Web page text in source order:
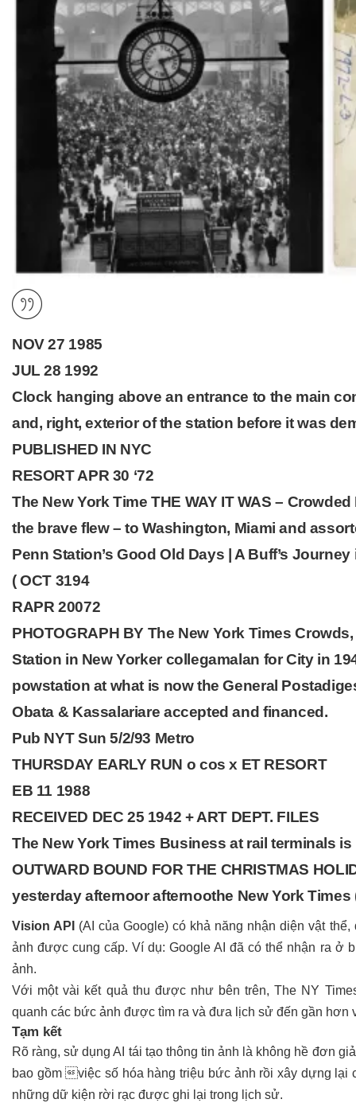
NOV 27 1985
JUL 28 1992
Clock hanging above an entrance to the main
and, right, exterior of the station before it was
PUBLISHED IN NYC
RESORT APR 30 ‘72
The New York Time THE WAY IT WAS –
the brave flew – to Washington, Miami and
Penn Station’s Good Old Days | A Buff’s
( OCT 3194
RAPR 20072
PHOTOGRAPH BY The New York Times
Station in New Yorker collegamalan for City in
powstation at what is now the General
Obata & Kassalariare accepted and financed.
Pub NYT Sun 5/2/93 Metro
THURSDAY EARLY RUN o cos x ET RESORT
EB 11 1988
RECEIVED DEC 25 1942 + ART DEPT. FILES
The New York Times Business at rail terminals
OUTWARD BOUND FOR THE CHRISTMAS
yesterday afternoor afternoothe New York Times
Vision API
(AI của Google) có khả năng nhận diện vật
ảnh được cung cấp. Ví dụ: Google AI đã có thể nhận ra ở
ảnh.
Với một vài kết quả thu được như bên trên, The NY
quanh các bức ảnh được tìm ra và đưa lịch sử đến gần hơn
Tạm kết
Rõ ràng, sử dụng AI tái tạo thông tin ảnh là không hề đơn
bao gồm việc số hóa hàng triệu bức ảnh rồi xây dựng lại
những dữ kiện rời rạc được ghi lại trong lịch sử.